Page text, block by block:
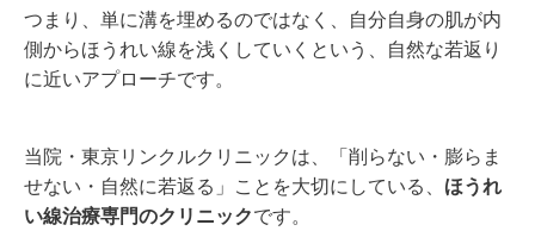
つまり、単に溝を埋めるのではなく、自分自身の肌が内
側からほうれい線を浅くしていくという、自然な若返り
に近いアプローチです。
当院・東京リンクルクリニックは、「削らない・膨らま
せない・自然に若返る」ことを大切にしている、 ほうれ
い線治療専門のクリニックです。